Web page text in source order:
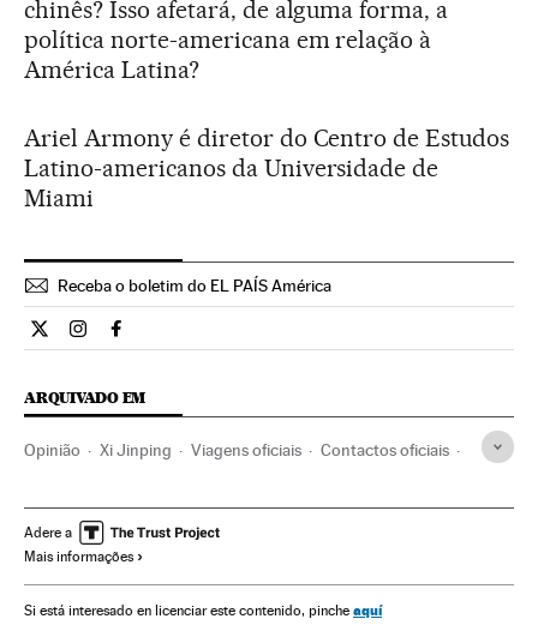
chinês? Isso afetará, de alguma forma, a
política norte-americana em relação à
América Latina?
Ariel Armony é diretor do Centro de Estudos
Latino-americanos da Universidade de
Miami
Receba o boletim do EL PAÍS América
Opiniao El País Brasil en Twitter
Opiniao El País Brasil en Instagram
Opiniao El País Brasil en Facebook
ARQUIVADO EM
Opinião Xi Jinping Viagens oficiais Contactos oficiais
Ásia América Latina América
BRICS
Adere a
Mais informações
Si está interesado en licenciar este contenido, pinche aquí